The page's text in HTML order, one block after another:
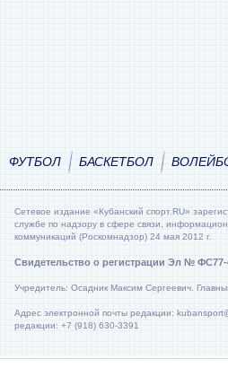
ФУТБОЛ БАСКЕТБОЛ
Сетевое издание «Кубанский спорт.RU»
службе по надзору в сфере связи,
коммуникаций (Роскомнадзор) 24 мая 2012 г.
Свидетельство о регистрации Эл № ФС77-
Учредитель: Осадник Максим Сергеевич.
Адрес электронной почты редакции:
редакции: +7 (918) 630-3391